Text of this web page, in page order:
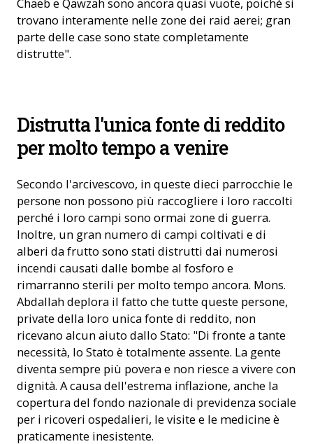
Chaeb e Qawzah sono ancora quasi vuote, poiché si
trovano interamente nelle zone dei raid aerei; gran
parte delle case sono state completamente
distrutte".
Distrutta l'unica fonte di reddito
per molto tempo a venire
Secondo l'arcivescovo, in queste dieci parrocchie le
persone non possono più raccogliere i loro raccolti
perché i loro campi sono ormai zone di guerra.
Inoltre, un gran numero di campi coltivati e di
alberi da frutto sono stati distrutti dai numerosi
incendi causati dalle bombe al fosforo e
rimarranno sterili per molto tempo ancora. Mons.
Abdallah deplora il fatto che tutte queste persone,
private della loro unica fonte di reddito, non
ricevano alcun aiuto dallo Stato: "Di fronte a tante
necessità, lo Stato è totalmente assente. La gente
diventa sempre più povera e non riesce a vivere con
dignità. A causa dell'estrema inflazione, anche la
copertura del fondo nazionale di previdenza sociale
per i ricoveri ospedalieri, le visite e le medicine è
praticamente inesistente.